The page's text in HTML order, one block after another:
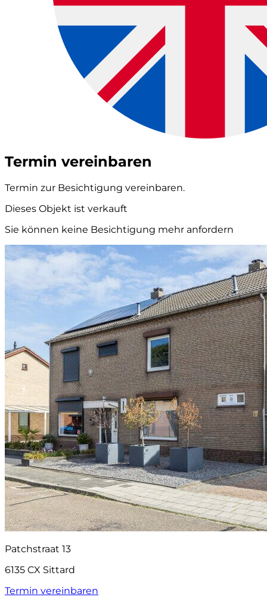
Termin vereinbaren
Termin zur Besichtigung vereinbaren.
Dieses Objekt ist verkauft
Sie können keine Besichtigung mehr anfordern
Patchstraat 13
6135 CX Sittard
Termin vereinbaren